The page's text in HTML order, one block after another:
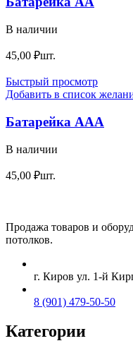
В наличии
45,00 ₽шт.
Быстрый просмотр
Добавить в список
Батарейка ААА
В наличии
45,00 ₽шт.
Продажа товаров и
потолков.
г. Киров ул. 1-й
8 (901) 479-50-50
Категории